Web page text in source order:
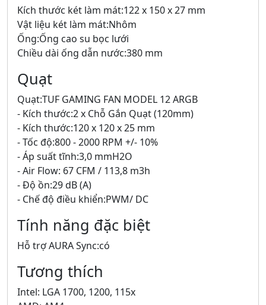
Kích thước két làm mát:122 x 150 x 27 mm
Vật liệu két làm mát:Nhôm
Ống:Ống cao su bọc lưới
Chiều dài ống dẫn nước:380 mm
Quạt
Quạt:TUF GAMING FAN MODEL 12 ARGB
- Kích thước:2 x Chỗ Gắn Quạt (120mm)
- Kích thước:120 x 120 x 25 mm
- Tốc độ:800 - 2000 RPM +/- 10%
- Áp suất tĩnh:3,0 mmH2O
- Air Flow: 67 CFM / 113,8 m3h
- Độ ồn:29 dB (A)
- Chế độ điều khiển:PWM/ DC
Tính năng đặc biệt
Hỗ trợ AURA Sync:có
Tương thích
Intel: LGA 1700, 1200, 115x